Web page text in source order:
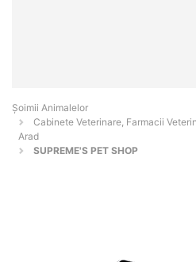
Şoimii Animalelor
Cabinete Veterinare, Farmacii
Arad
SUPREME'S PET SHOP